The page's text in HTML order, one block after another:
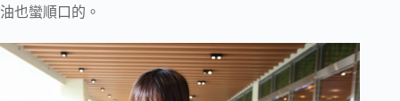
油也蠻順口的。